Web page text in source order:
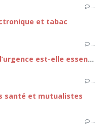
…
et tabac
…
Pourquoi la maîtrise des gestes d’urgence est-elle essentielle pour le personnel soignant ?
…
santé et mutualistes
…